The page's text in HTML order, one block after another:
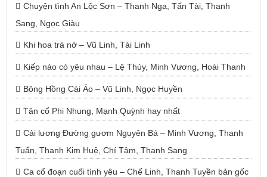
Chuyện tình An Lộc Sơn – Thanh Nga, Tấn Tài, Thanh
Sang, Ngọc Giàu
Khi hoa trà nở – Vũ Linh, Tài Linh
Kiếp nào có yêu nhau – Lệ Thủy, Minh Vương, Hoài Thanh
Bông Hồng Cài Áo – Vũ Linh, Ngọc Huyền
Tân cổ Phi Nhung, Mạnh Quỳnh hay nhất
Cải lương Đường gươm Nguyên Bá – Minh Vương, Thanh
Tuấn, Thanh Kim Huệ, Chí Tâm, Thanh Sang
Ca cổ đoạn cuối tình yêu – Chế Linh, Thanh Tuyền bản gốc